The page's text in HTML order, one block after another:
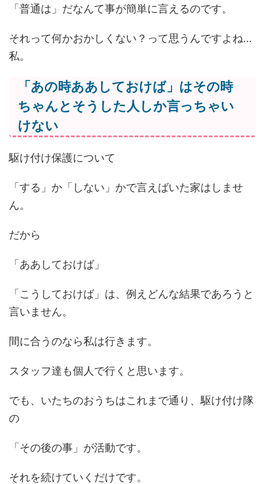
「普通は」だなんて事が簡単に言えるのです。
それって何かおかしくない？って思うんですよね…
私。
「あの時ああしておけば」はその時
ちゃんとそうした人しか言っちゃい
けない
駆け付け保護について
「する」か「しない」かで言えばいた家はしませ
ん。
だから
「ああしておけば」
「こうしておけば」は、例えどんな結果であろうと
言いません。
間に合うのなら私は行きます。
スタッフ達も個人で行くと思います。
でも、いたちのおうちはこれまで通り、駆け付け隊
の
「その後の事」が活動です。
それを続けていくだけです。